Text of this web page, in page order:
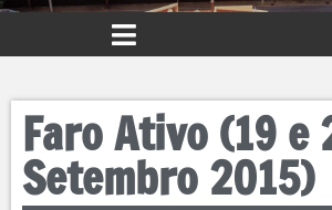
Faro Ativo (19 e
Setembro 2015)